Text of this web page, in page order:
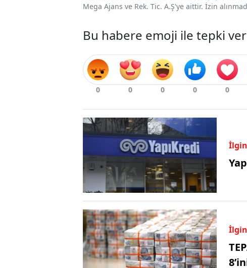
Mega Ajans ve Rek. Tic. A.Ş'ye aittir. İzin
Bu habere emoji ile tepki ver